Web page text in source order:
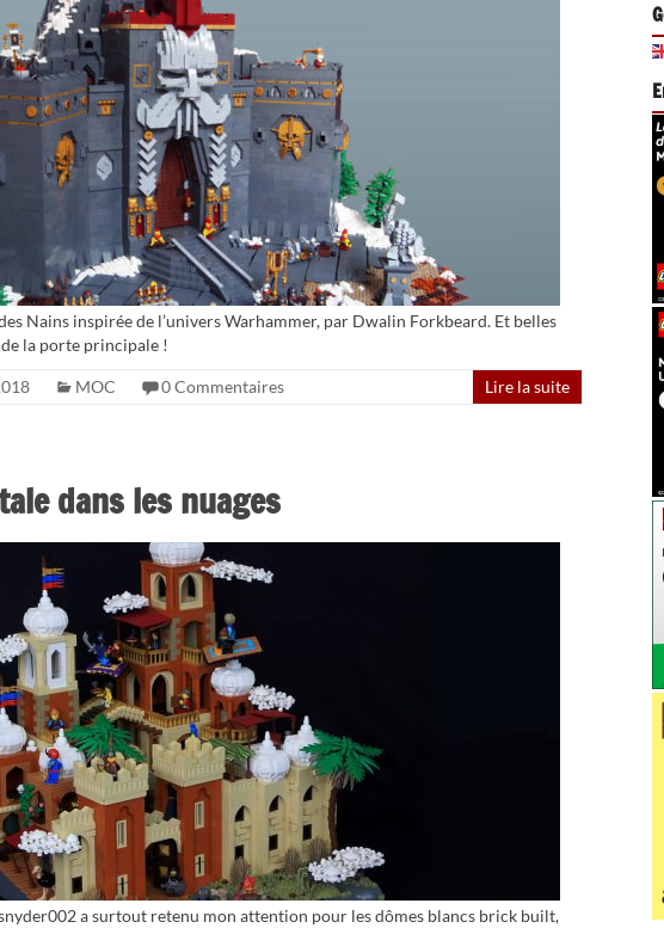
Nains inspirée de l’univers Warhammer, par Dwalin Forkbeard. Et belles
la porte principale !
MOC 0 Commentaires Lire la suite
dans les nuages
a surtout retenu mon attention pour les dômes blancs brick built,